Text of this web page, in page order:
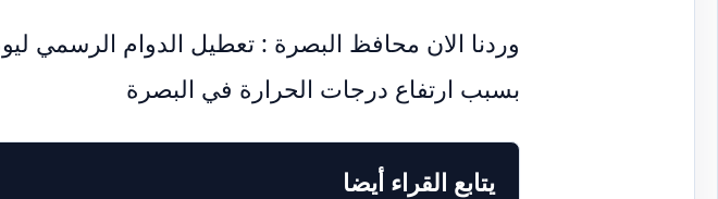
وردنا الان محافظ البصرة : تعطيل الدوام الرسمي
بسبب ارتفاع درجات الحرارة في البصرة
يتابع القراء أيضا